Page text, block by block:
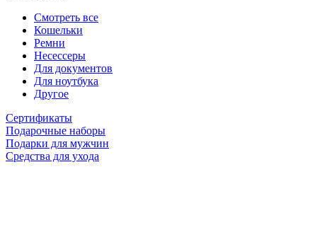
Смотреть все
Кошельки
Ремни
Несессеры
Для документов
Для ноутбука
Другое
Сертификаты
Подарочные наборы
Подарки для мужчин
Средства для ухода